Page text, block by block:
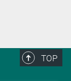
TOP